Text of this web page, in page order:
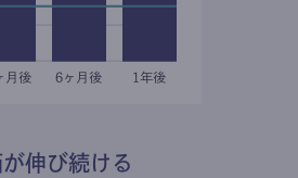
伸び続ける